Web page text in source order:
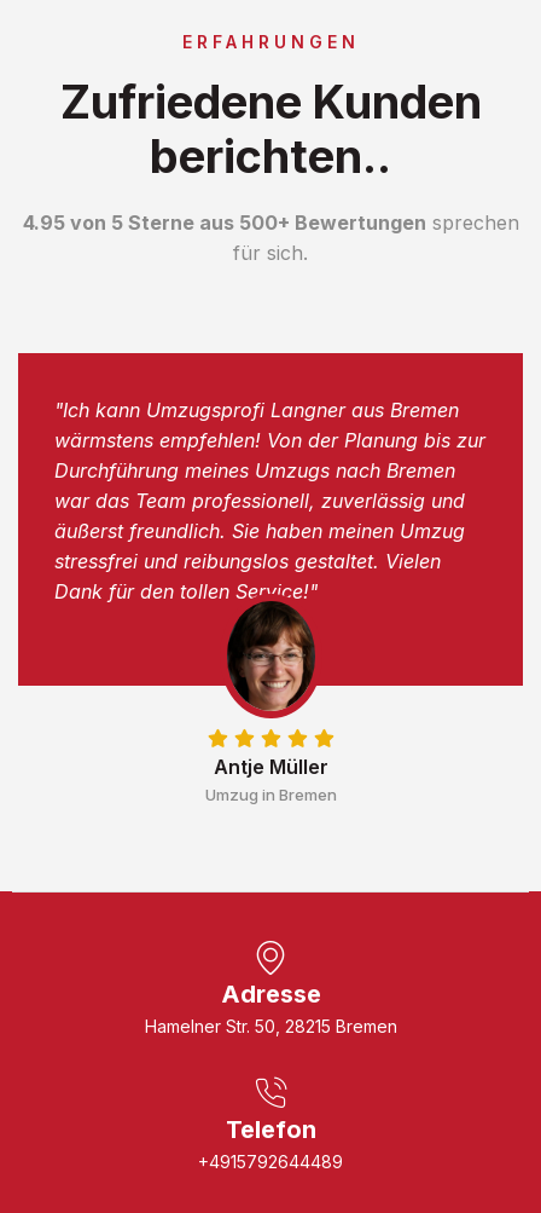
ERFAHRUNGEN
Zufriedene Kunden
berichten..
4.95 von 5 Sterne aus 500+ Bewertungen sprechen
für sich.
Antje Müller
Umzug in Bremen
"Ich kann Umzugsprofi Langner aus Bremen
wärmstens empfehlen! Von der Planung bis zur
Durchführung meines Umzugs nach Bremen
war das Team professionell, zuverlässig und
äußerst freundlich. Sie haben meinen Umzug
stressfrei und reibungslos gestaltet. Vielen
Dank für den tollen Service!"
Adresse
Hamelner Str. 50, 28215 Bremen
Telefon
+4915792644489